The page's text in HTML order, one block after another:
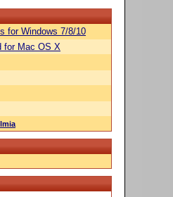
for Windows 7/8/10
for Mac OS X